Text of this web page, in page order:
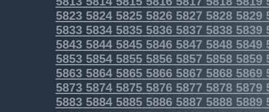
58235824582558265827 58285829
58335834583558365837 58385839
58435844584558465847 58485849
58535854585558565857 58585859
58635864586558665867 58685869
58735874587558765877 58785879
58835884588558865887 58885889